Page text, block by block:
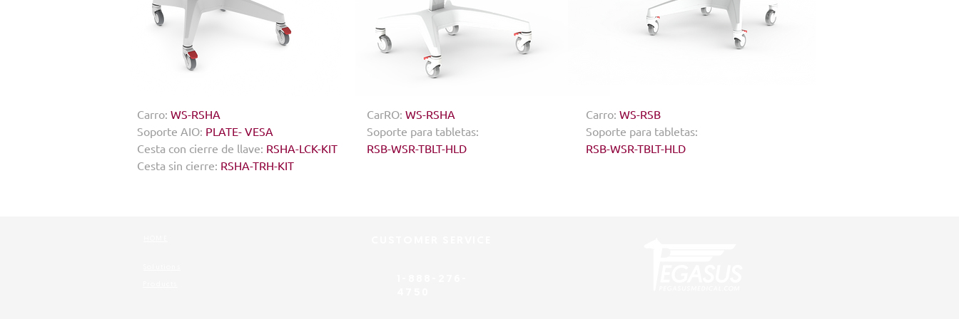
Carro: WS-RSHA
Soporte AIO: PLATE- VESA
Cesta con cierre de llave: RSHA-LCK-KIT
Cesta sin cierre: RSHA-TRH-KIT
CarRO: WS-RSHA
Soporte para tabletas:
RSB-WSR-TBLT-HLD
Carro: WS-RSB
Soporte para tabletas:
RSB-WSR-TBLT-HLD